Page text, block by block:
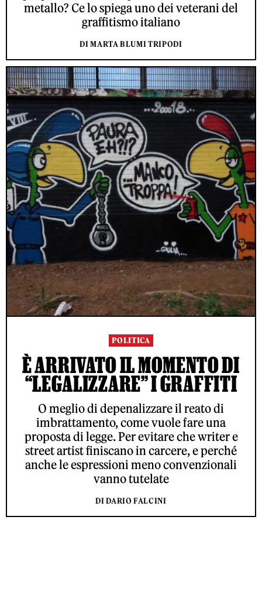
metallo? Ce lo spiega uno dei veterani del
graffitismo italiano
DI MARTA BLUMI TRIPODI
POLITICA
È ARRIVATO IL MOMENTO DI
“LEGALIZZARE” I GRAFFITI
O meglio di depenalizzare il reato di
imbrattamento, come vuole fare una
proposta di legge. Per evitare che writer e
street artist finiscano in carcere, e perché
anche le espressioni meno convenzionali
vanno tutelate
DI DARIO FALCINI